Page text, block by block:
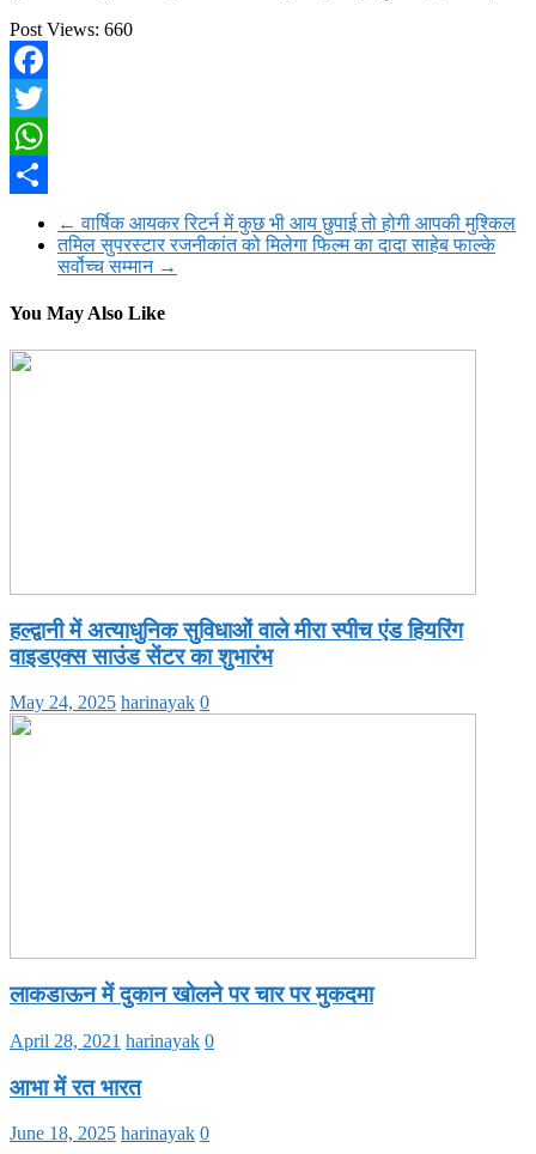
Post Views: 660
Facebook
Twitter
WhatsApp
← वार्षिक आयकर रिटर्न में कुछ भी आय छुपाई तो होगी आपकी मुश्किल
तमिल सुपरस्टार रजनीकांत को मिलेगा फिल्म का दादा साहेब फाल्के
सर्वोच्च सम्मान →
You May Also Like
हल्द्वानी में अत्याधुनिक सुविधाओं वाले मीरा स्पीच एंड हियरिंग
वाइडएक्स साउंड सेंटर का शुभारंभ
May 24, 2025 harinayak 0
लाकडाऊन में दुकान खोलने पर चार पर मुकदमा
April 28, 2021 harinayak 0
आभा में रत भारत
June 18, 2025 harinayak 0